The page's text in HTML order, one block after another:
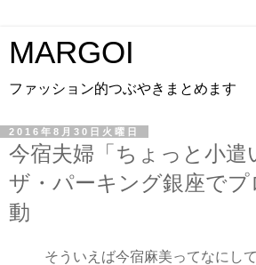
MARGOI
ファッション的つぶやきまとめます
2016年8月30日火曜日
今宿夫婦「ちょっと小遣
ザ・パーキング銀座で
動
そういえば今宿麻美ってなにし